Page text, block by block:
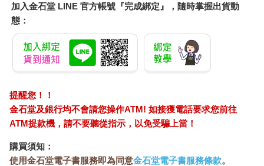
加入金石堂 LINE 官方帳號『完成綁定』，隨時掌握出貨動
態：
提醒您！！
金石堂及銀行均不會請您操作ATM! 如接獲電話要求您前往
ATM提款機，請不要聽從指示，以免受騙上當！
購買須知：
使用金石堂電子書服務即為同意金石堂電子書服務條款。